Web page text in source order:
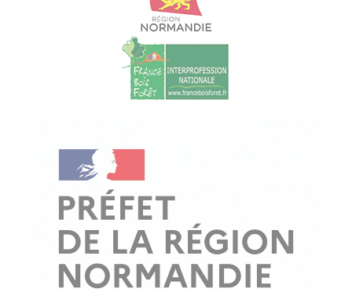
© Copyright - ProfessionsBois | Conception et réalisation :
Actualités
Mentions légales
Politique de confidentialité